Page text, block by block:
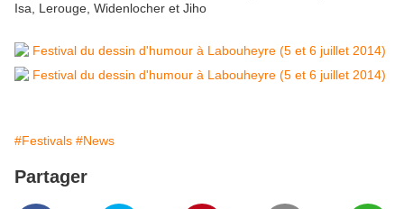
Isa, Lerouge, Widenlocher et Jiho
#Festivals #News
Partager